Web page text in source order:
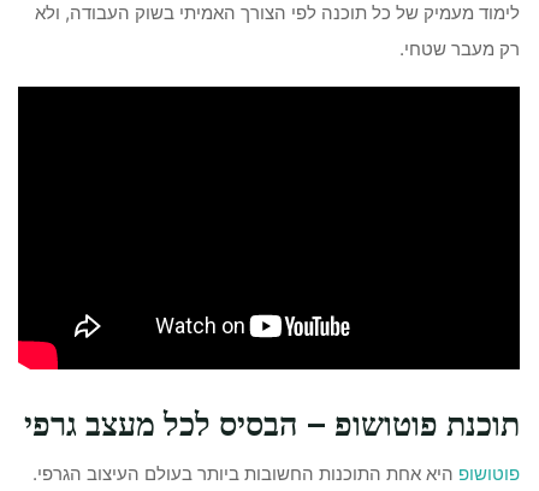
לימוד מעמיק של כל תוכנה לפי הצורך האמיתי בשוק העבודה, ולא
רק מעבר שטחי.
תוכנת פוטושופ – הבסיס לכל מעצב גרפי
פוטושופ היא אחת התוכנות החשובות ביותר בעולם העיצוב הגרפי.